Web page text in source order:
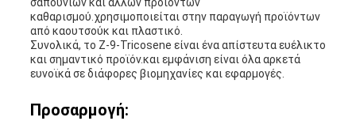
σαπουνιών και άλλων προϊόντων
καθαρισμού.χρησιμοποιείται στην παραγωγή προϊόντων
από καουτσούκ και πλαστικό.
Συνολικά, το Z-9-Tricosene είναι ένα απίστευτα ευέλικτο
και σημαντικό προϊόν.και εμφάνιση είναι όλα αρκετά
ευνοϊκά σε διάφορες βιομηχανίες και εφαρμογές.
Προσαρμογή: